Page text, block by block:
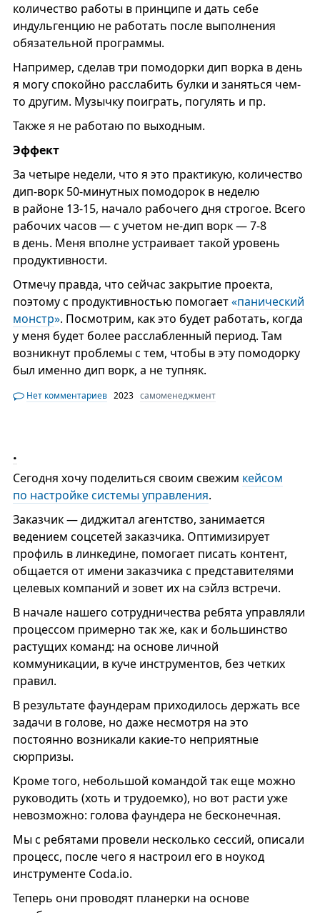
количество работы в принципе и дать себе
индульгенцию не работать после выполнения
обязательной программы.
Например, сделав три помодорки дип ворка в день
я могу спокойно расслабить булки и заняться чем-
то другим. Музычку поиграть, погулять и пр.
Также я не работаю по выходным.
Эффект
За четыре недели, что я это практикую, количество
дип-ворк 50-минутных помодорок в неделю
в районе 13-15, начало рабочего дня строгое. Всего
рабочих часов — с учетом не-дип ворк — 7-8
в день. Меня вполне устраивает такой уровень
продуктивности.
Отмечу правда, что сейчас закрытие проекта,
поэтому с продуктивностью помогает«панический
монстр». Посмотрим, как это будет работать, когда
у меня будет более расслабленный период. Там
возникнут проблемы с тем, чтобы в эту помодорку
был именно дип ворк, а не тупняк.
Нет комментариев 2023 самоменеджмент
.
Сегодня хочу поделиться своим свежим кейсом
по настройке системы управления.
Заказчик — диджитал агентство, занимается
ведением соцсетей заказчика. Оптимизирует
профиль в линкедине, помогает писать контент,
общается от имени заказчика с представителями
целевых компаний и зовет их на сэйлз встречи.
В начале нашего сотрудничества ребята управляли
процессом примерно так же, как и большинство
растущих команд: на основе личной
коммуникации, в куче инструментов, без четких
правил.
В результате фаундерам приходилось держать все
задачи в голове, но даже несмотря на это
постоянно возникали какие-то неприятные
сюрпризы.
Кроме того, небольшой командой так еще можно
руководить (хоть и трудоемко), но вот расти уже
невозможно: голова фаундера не бесконечная.
Мы с ребятами провели несколько сессий, описали
процесс, после чего я настроил его в ноукод
инструменте Coda.io.
Теперь они проводят планерки на основе